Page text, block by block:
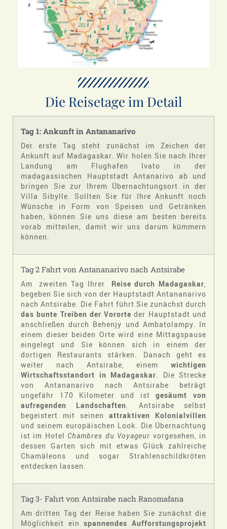
Die Reisetage im Detail
Tag 1: Ankunft in Antananarivo
Der erste Tag steht zunächst im Zeichen der
Ankunft auf Madagaskar. Wir holen Sie nach Ihrer
Landung am Flughafen Ivato in der
madagassischen Hauptstadt Antanarivo ab und
bringen Sie zur Ihrem Übernachtungsort in der
Villa Sibylle. Sollten Sie für Ihre Ankunft noch
Wünsche in Form von Speisen und Getränken
haben, können Sie uns diese am besten bereits
vorab mitteilen, damit wir uns darum kümmern
können.
Tag 2 Fahrt von Antananarivo nach Antsirabe
Am zweiten Tag Ihrer Reise durch Madagaskar,
begeben Sie sich von der Hauptstadt Antananarivo
nach Antsirabe. Die Fahrt führt Sie zunächst durch
das bunte Treiben der Vororte der Hauptstadt und
anschließen durch Behenjy und Ambatolampy. In
einem dieser beiden Orte wird eine Mittagspause
eingelegt und Sie können sich in einem der
dortigen Restaurants stärken. Danach geht es
weiter nach Antsirabe, einem wichtigen
Wirtschaftsstandort in Madagaskar. Die Strecke
von Antananarivo nach Antsirabe beträgt
ungefähr 170 Kilometer und istgesäumt von
aufregenden Landschaften. Antsirabe selbst
begeistert mit seinen attraktiven Kolonialvillen
und seinem europäischen Look. Die Übernachtung
ist im Hotel Chambres du Voyageur vorgesehen, in
dessen Garten sich mit etwas Glück zahlreiche
Chamäleons und sogar Strahlenschildkröten
entdecken lassen.
Tag 3- Fahrt von Antsirabe nach Ranomafana
Am dritten Tag der Reise haben Sie zunächst die
Möglichkeit einspannendes Aufforstungsprojekt